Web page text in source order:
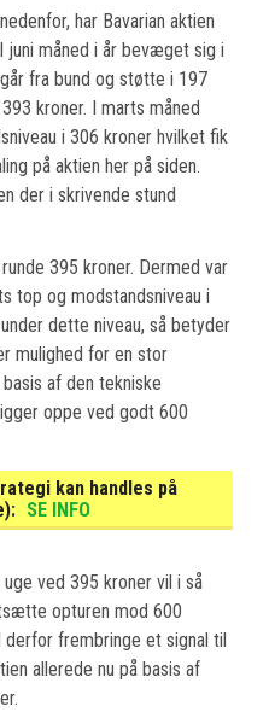
har Bavarian aktien
måned i år bevæget sig i
fra bund og støtte i 197
kroner. I marts måned
i 306 kroner hvilket fik
på aktien her på siden.
der i skrivende stund
395 kroner. Dermed var
top og modstandsniveau i
dette niveau, så betyder
mulighed for en stor
af den tekniske
oppe ved godt 600
kan handles på
SE INFO
ved 395 kroner vil i så
opturen mod 600
frembringe et signal til
allerede nu på basis af